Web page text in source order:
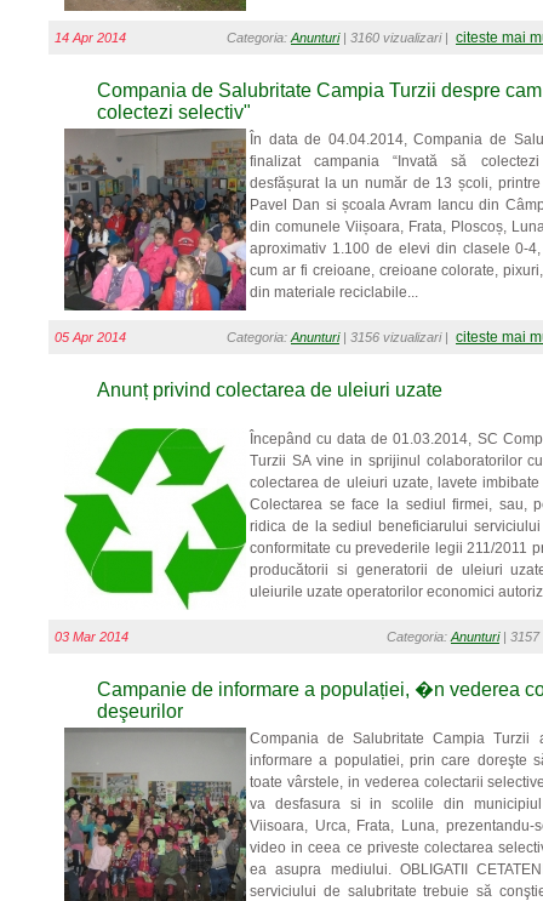
14 Apr 2014 Categoria: Anunturi| 3160 vizualizari | citeste mai
Compania de Salubritate Campia Turzii despre
colectezi selectiv"
În data de 04.04.2014, Compania de
finalizat campania “Invată să
desfășurat la un număr de 13 școli,
Pavel Dan si școala Avram Iancu din
din comunele Viișoara, Frata, Ploscoș,
aproximativ 1.100 de elevi din clasele 0-
cum ar fi creioane, creioane colorate,
din materiale reciclabile...
05 Apr 2014 Categoria: Anunturi| 3156 vizualizari | citeste mai
Anunț privind colectarea de uleiuri uzate
Începând cu data de 01.03.2014, SC
Turzii SA vine in sprijinul colaboratorilor
colectarea de uleiuri uzate, lavete
Colectarea se face la sediul firmei, sau,
ridica de la sediul beneficiarului serviciului
conformitate cu prevederile legii 211/2011
producătorii si generatorii de uleiuri
uleiurile uzate operatorilor economici
03 Mar 2014 Categoria: Anunturi| 3157
Campanie de informare a populației, �n vederea
deşeurilor
Compania de Salubritate Campia
informare a populatiei, prin care doreşte
toate vârstele, in vederea colectarii
va desfasura si in scolile din
Viisoara, Urca, Frata, Luna,
video in ceea ce priveste colectarea
ea asupra mediului. OBLIGATII
serviciului de salubritate trebuie să